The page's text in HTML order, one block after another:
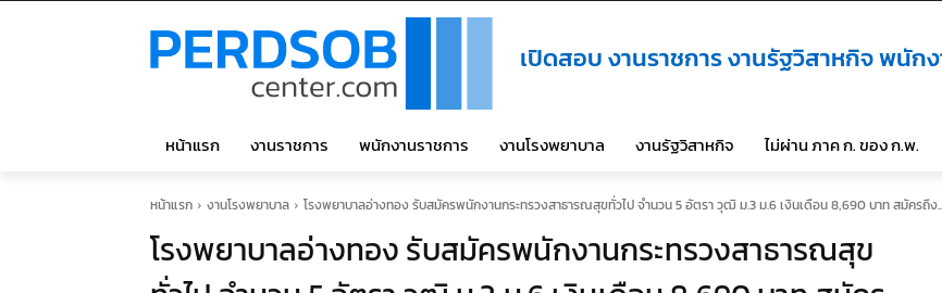
เปิดสอบ งานราชการ งานรัฐวิสาหกิจ พนั
หน้าแรก งานราชการ พนักงานราชการ งานโรงพยาบาล งานรัฐวิสาหกิจ ไม่ผ่าน ภาค ก. ของ ก.พ.
หน้าแรก งานโรงพยาบาล โรงพยาบาลอ่างทอง รับสมัครพนักงานกระทรวงสาธารณสุขทั่วไป จำนวน 5 อัตรา วุฒิ ม.3 ม.6 เงินเดือน 8,690 บาท สมัครถึง
โรงพยาบาลอ่างทอง รับสมัครพนักงานกระทรวงสาธารณสุข